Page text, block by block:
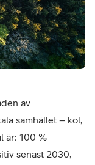
av
samhället – kol,
är: 100 %
senast 2030,